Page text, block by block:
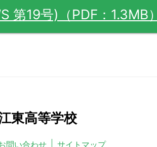
第19号)（PDF：1.3MB）
東高等学校
問い合わせ サイトマップ